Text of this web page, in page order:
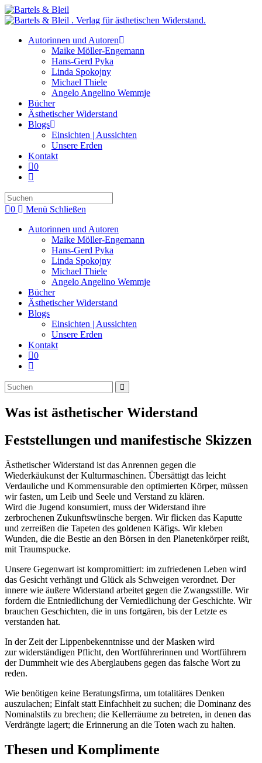
Zum
Inhalt
Autorinnen und Autoren
Maike Möller-Engemann
Hans-Gerd Pyka
Linda Spokojny
Michael Thiele
Angelo Angelino Wemmje
Bücher
Ästhetischer Widerstand
Blogs
Einsichten | Aussichten
Unsere Erden
Kontakt
0
Website-
umschalten
Escape
close
the
search
0 Menü Schließen
Autorinnen und Autoren
Maike Möller-Engemann
Hans-Gerd Pyka
Linda Spokojny
Michael Thiele
Angelo Angelino Wemmje
Bücher
Ästhetischer Widerstand
Blogs
Einsichten | Aussichten
Unsere Erden
Kontakt
0
Website-
umschalten
Diese
Website
durchsuchen
Was ist ästhetischer Widerstand
Feststellungen und manifestische Skizzen
Ästhetischer Widerstand ist das Anrennen gegen die
Wiederkäukunst der Kulturmaschinen. Übersättigt das leicht
Verdauliche und Kommensurable den optimierten Körper, müssen
wir fasten, um Leib und Seele und Verstand zu klären.
Wird die Jugend konsumiert, muss der Widerstand ihre
zerbrochenen Zukunftswünsche bergen. Wir flicken das Kaputte
und zerreißen die Tapeten des goldenen Käfigs. Wir kleben
Wunden, die die Bestie an den Börsen in den Planetenkörper reißt,
mit Traumspucke.
Unsere Gegenwart ist kompromittiert: im zufriedenen Leben wird
das Gesicht verhängt und Glück als Schweigen verordnet. Der
innere wie äußere Widerstand arbeitet gegen die Zwangsstille. Wir
fordern die Entniedlichung der Verniedlichung der Geschichte. Wir
brauchen Geschichten, die in uns fortgären, bis der Letzte es
verstanden hat.
In der Zeit der Lippenbekenntnisse und der Masken wird
zur widerständigen Pflicht, den Wortführerinnen und Wortführern
der Dummheit wie des Aberglaubens gegen das falsche Wort zu
reden.
Wie benötigen keine Beratungsfirma, um totalitäres Denken
auszulachen; Einfalt statt Einfachheit zu suchen; die Dominanz des
Nominalstils zu brechen; die Kellerräume zu betreten, in denen das
Verdrängte lagert; die Erinnerung an die Toten wach zu halten.
Thesen und Komplimente